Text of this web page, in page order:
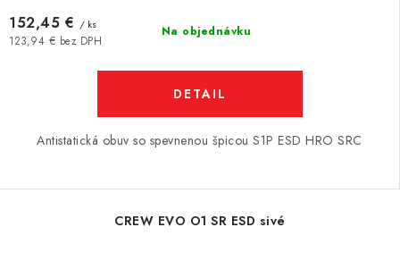
Na objednávku
123,94 € bez DPH
152,45 € / ks
DETAIL
Antistatická obuv so spevnenou špicou S1P ESD HRO SRC
CREW EVO O1 SR ESD sivé